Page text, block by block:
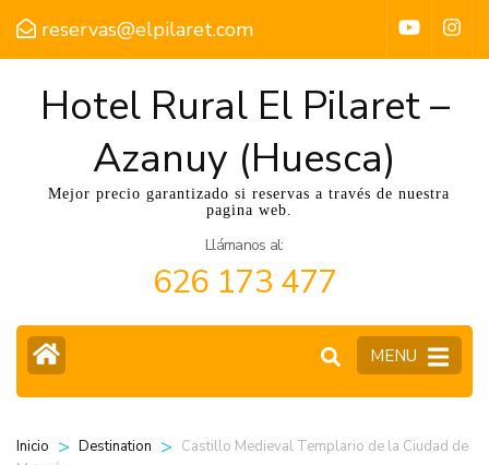
reservas@elpilaret.com
Hotel Rural El Pilaret –
Azanuy (Huesca)
Mejor precio garantizado si reservas a través de nuestra
pagina web.
Llámanos al:
626 173 477
MENU
Inicio > Destination > Castillo Medieval Templario de la Ciudad de